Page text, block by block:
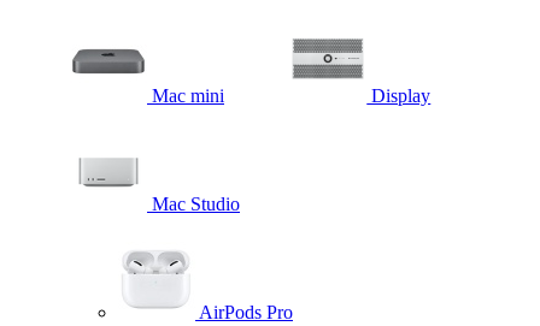
Mac mini Display
Mac Studio
AirPods Pro